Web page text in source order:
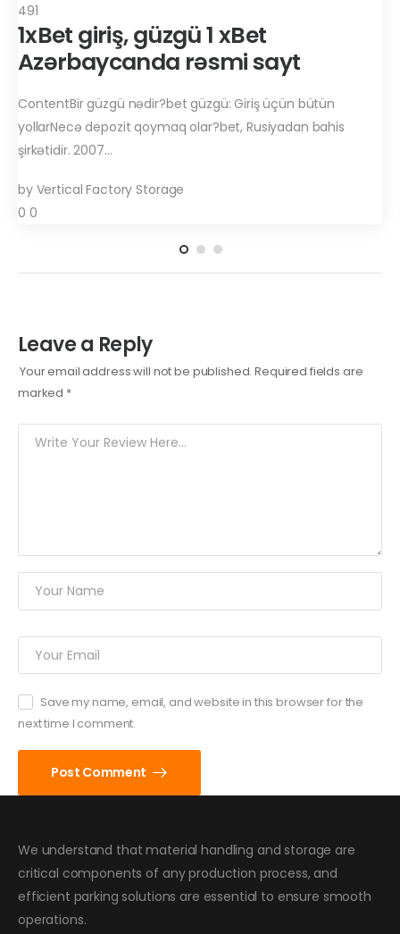
491
1xBet giriş, güzgü 1 xBet
Azərbaycanda rəsmi sayt
ContentBir güzgü nədir?bet güzgü: Giriş üçün bütün
yollarNecə depozit qoymaq olar?bet, Rusiyadan bahis
şirkətidir. 2007…
by Vertical Factory Storage
0 0
Leave a Reply
Your email address will not be published. Required fields are
marked *
Save my name, email, and website in this browser for the
next time I comment.
Post Comment
We understand that material handling and storage are
critical components of any production process, and
efficient parking solutions are essential to ensure smooth
operations.